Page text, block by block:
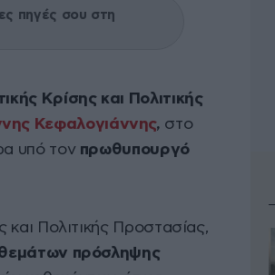
πηγές σου στη
Κρίσης και Πολιτικής
Κεφαλογιάννης, στο
υπό τον πρωθυπουργό
και Πολιτικής Προστασίας,
πρόσληψης